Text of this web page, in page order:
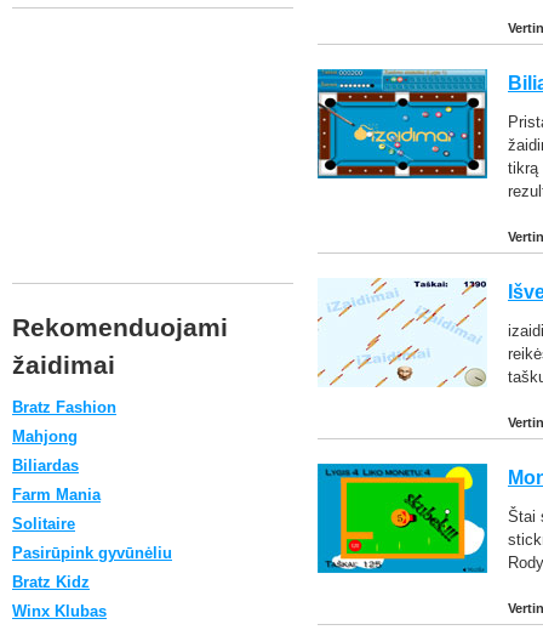
tikrą
Štai
Rekomenduojami
žaidimai
Bratz Fashion
Mahjong
Biliardas
Farm Mania
Solitaire
Pasirūpink gyvūnėliu
Bratz Kidz
Winx Klubas